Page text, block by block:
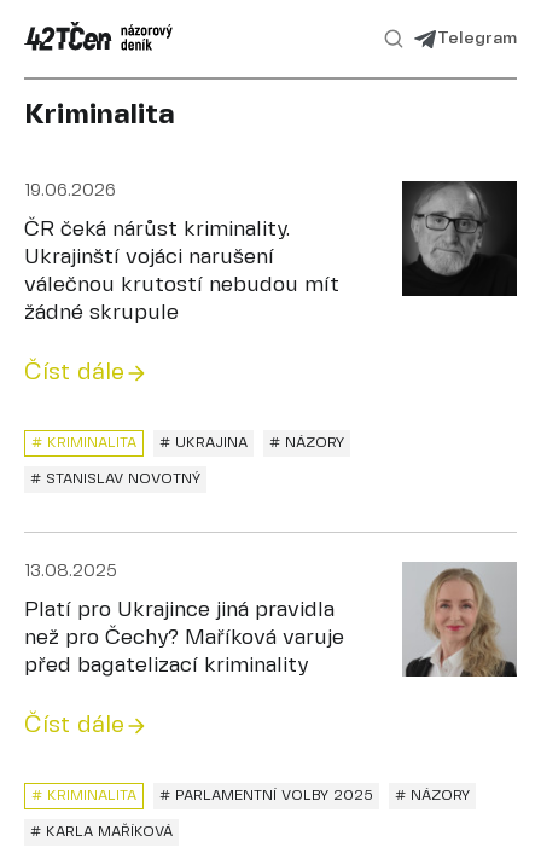
Telegram
Kriminalita
19.06.2026
ČR čeká nárůst kriminality.
Ukrajinští vojáci narušení
válečnou krutostí nebudou mít
žádné skrupule
Číst dále
# KRIMINALITA # UKRAJINA # NÁZORY
# STANISLAV NOVOTNÝ
13.08.2025
Platí pro Ukrajince jiná pravidla
než pro Čechy? Maříková varuje
před bagatelizací kriminality
Číst dále
# PARLAMENTNÍ VOLBY 2025
# KRIMINALITA # NÁZORY
# KARLA MAŘÍKOVÁ